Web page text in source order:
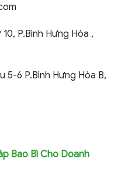
P.Bình Hưng Hòa ,
5-6 P.Bình Hưng Hòa B,
Bao Bì Cho Doanh